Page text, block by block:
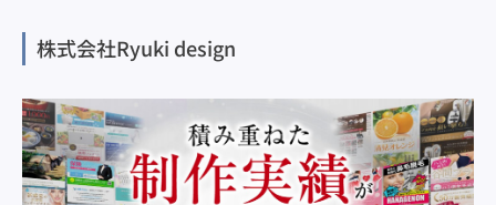
株式会社Ryuki design